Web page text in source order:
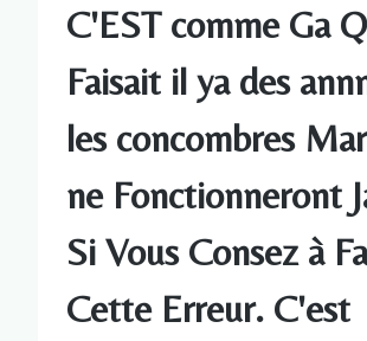
C'EST comme Ga
Faisait il ya des
les concombres
ne Fonctionneront
Si Vous Consez à
Cette Erreur. C'est